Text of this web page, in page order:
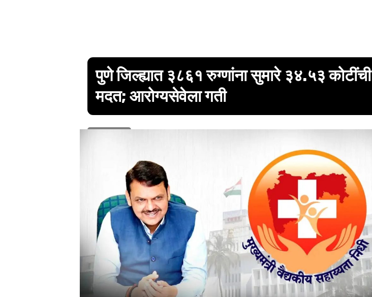
पुणे जिल्ह्यात ३८६१ रुग्णांना सुमारे ३४.५३ कोटींची
मदत; आरोग्यसेवेला गती